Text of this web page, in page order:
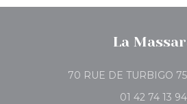
La
70 RUE DE TURBIGO
01 42 74 13 94